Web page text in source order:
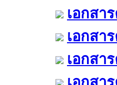
เอกสา
เอกสา
เอกสา